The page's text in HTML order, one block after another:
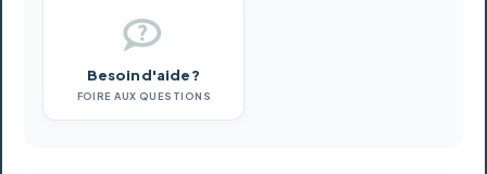
Besoin d'aide ?
FOIRE AUX QUESTIONS